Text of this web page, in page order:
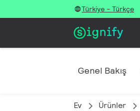
Türkiye - Türkçe
Genel Bakış
Ev Ürünler